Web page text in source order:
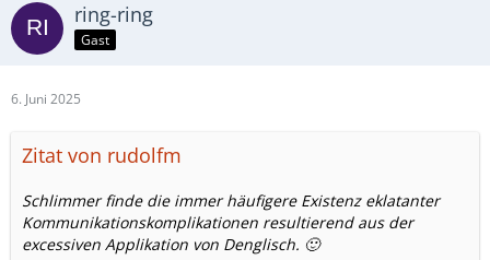
ring-ring
Gast
6. Juni 2025
Zitat von rudolfm
Schlimmer finde die immer häufigere Existenz eklatanter
Kommunikationskomplikationen resultierend aus der
excessiven Applikation von Denglisch. 🙂